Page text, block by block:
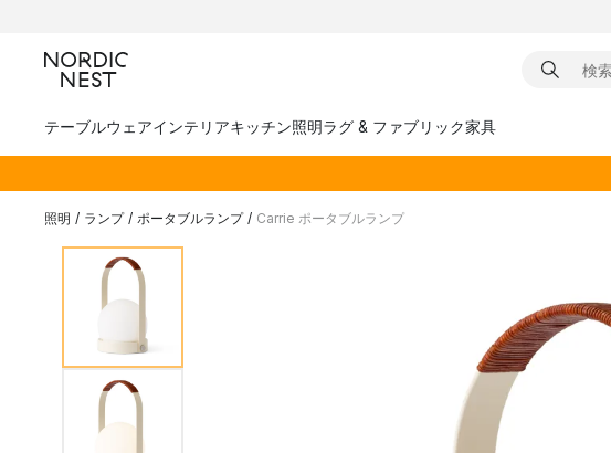
テーブルウェアインテリアキッチン照明ラグ & ファブリック家具
照明 / ランプ / ポータブルランプ / Carrie ポータブルランプ